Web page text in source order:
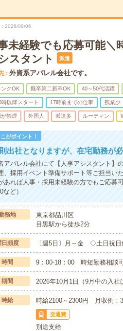
2026/08/06
未経験でも応募可能＼
スタント
派遣
外資系アパレル会社です。
ンクOK 既卒第二新卒OK 40～50代活躍
時以降スタート 17時前までの仕事 残業少
が禁煙 外国人 派遣多 ルーティン
がポイント！
出社となりますが、在宅勤務が
アパレル会社にて【人事アシスタント】
、採用イベント準備サポート等ご担当い
あれば人事・採用未経験の方でもご応募
など）
務地
東京都品川区
目黒駅から徒歩2分
日頻度 〔週5日〕月～金 ◇土日祝日
時間 9：00-18：00 時短勤務相談
期間 2026年10月1日（9月中の入
時給 時給2100～2300円 月収例：
交通費
別途支給